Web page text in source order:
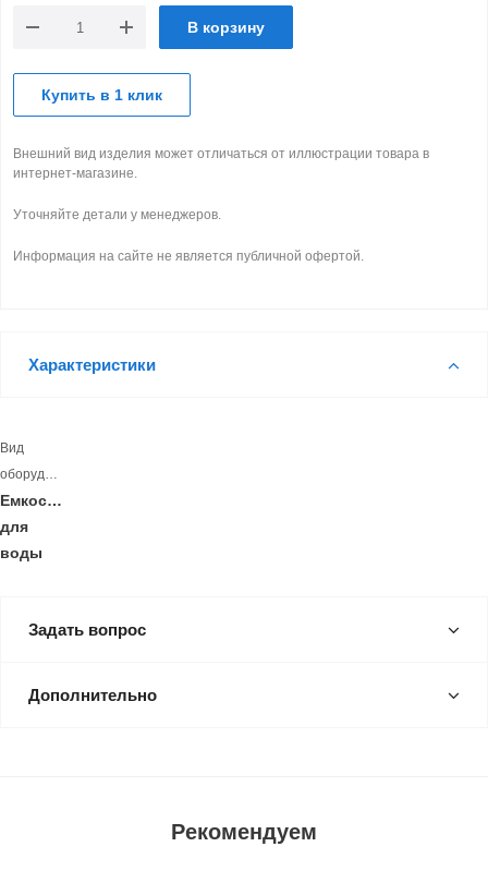
В корзину
Купить в 1 клик
Внешний вид изделия может отличаться от иллюстрации товара в
интернет-магазине.
Уточняйте детали у менеджеров.
Информация на сайте не является публичной офертой.
Характеристики
Вид
оборудования
Емкость
для
воды
Задать вопрос
Дополнительно
Рекомендуем